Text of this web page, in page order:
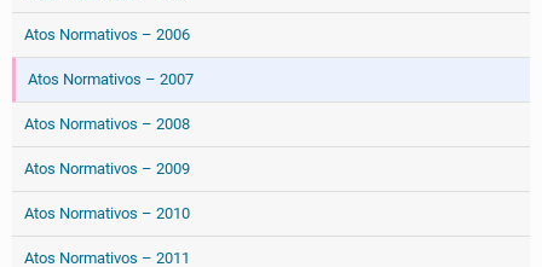
Atos Normativos – 2006
Atos Normativos – 2007
Atos Normativos – 2008
Atos Normativos – 2009
Atos Normativos – 2010
Atos Normativos – 2011